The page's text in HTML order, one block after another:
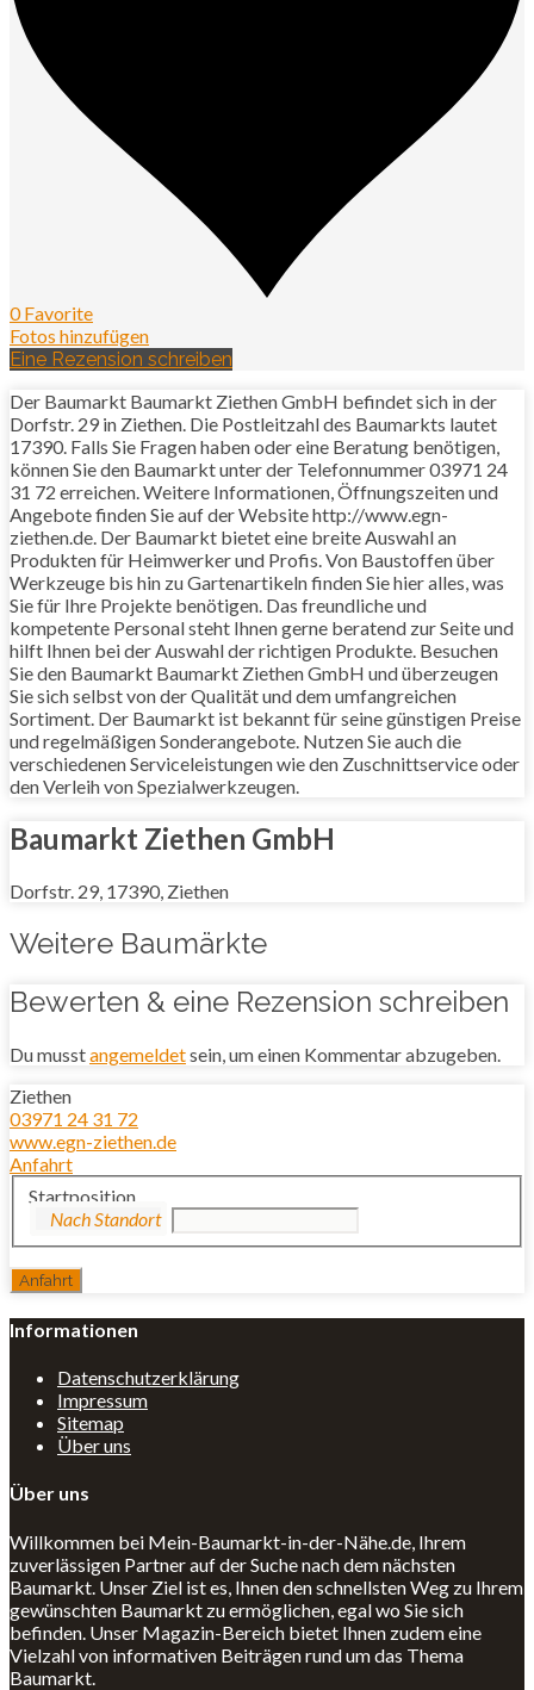
0 Favorite
Fotos hinzufügen
Eine Rezension schreiben
Der Baumarkt Baumarkt Ziethen GmbH befindet sich in der
Dorfstr. 29 in Ziethen. Die Postleitzahl des Baumarkts lautet
17390. Falls Sie Fragen haben oder eine Beratung benötigen,
können Sie den Baumarkt unter der Telefonnummer 03971 24
31 72 erreichen. Weitere Informationen, Öffnungszeiten und
Angebote finden Sie auf der Website http://www.egn-
ziethen.de. Der Baumarkt bietet eine breite Auswahl an
Produkten für Heimwerker und Profis. Von Baustoffen über
Werkzeuge bis hin zu Gartenartikeln finden Sie hier alles, was
Sie für Ihre Projekte benötigen. Das freundliche und
kompetente Personal steht Ihnen gerne beratend zur Seite und
hilft Ihnen bei der Auswahl der richtigen Produkte. Besuchen
Sie den Baumarkt Baumarkt Ziethen GmbH und überzeugen
Sie sich selbst von der Qualität und dem umfangreichen
Sortiment. Der Baumarkt ist bekannt für seine günstigen Preise
und regelmäßigen Sonderangebote. Nutzen Sie auch die
verschiedenen Serviceleistungen wie den Zuschnittservice oder
den Verleih von Spezialwerkzeugen.
Baumarkt Ziethen GmbH
Dorfstr. 29, 17390, Ziethen
Weitere Baumärkte
Bewerten & eine Rezension schreiben
Du musstangemeldetsein, um einen Kommentar abzugeben.
Ziethen
03971 24 31 72
www.egn-ziethen.de
Anfahrt
Startposition
Informationen
Datenschutzerklärung
Impressum
Sitemap
Über uns
Über uns
Willkommen bei Mein-Baumarkt-in-der-Nähe.de, Ihrem
zuverlässigen Partner auf der Suche nach dem nächsten
Baumarkt. Unser Ziel ist es, Ihnen den schnellsten Weg zu Ihrem
gewünschten Baumarkt zu ermöglichen, egal wo Sie sich
befinden. Unser Magazin-Bereich bietet Ihnen zudem eine
Vielzahl von informativen Beiträgen rund um das Thema
Baumarkt.